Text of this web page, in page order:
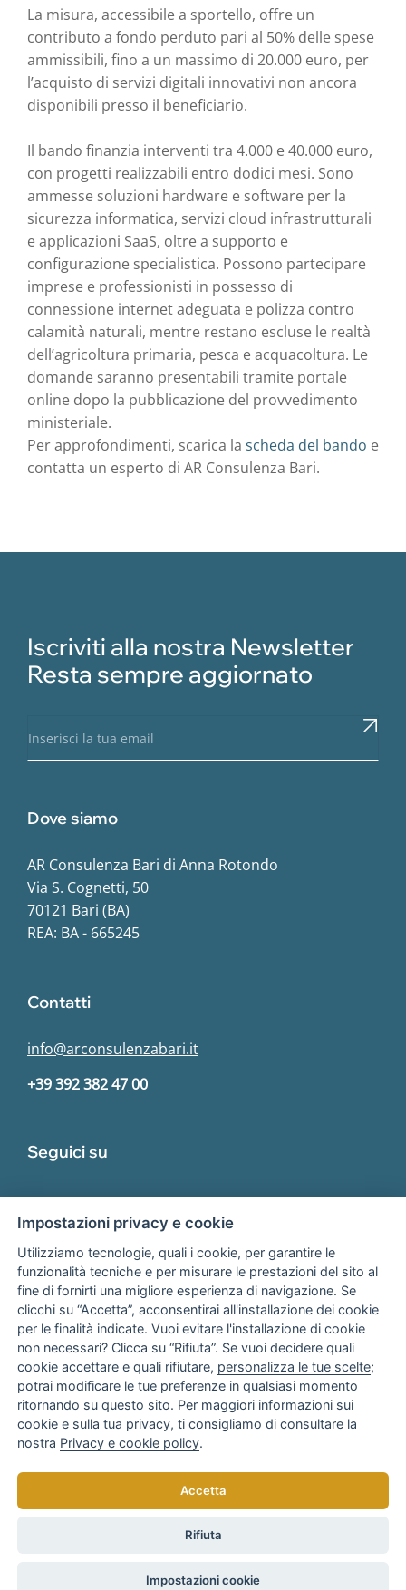
La misura, accessibile a sportello, offre un
contributo a fondo perduto pari al 50% delle spese
ammissibili, fino a un massimo di 20.000 euro, per
l’acquisto di servizi digitali innovativi non ancora
disponibili presso il beneficiario.
Il bando finanzia interventi tra 4.000 e 40.000 euro,
con progetti realizzabili entro dodici mesi. Sono
ammesse soluzioni hardware e software per la
sicurezza informatica, servizi cloud infrastrutturali
e applicazioni SaaS, oltre a supporto e
configurazione specialistica. Possono partecipare
imprese e professionisti in possesso di
connessione internet adeguata e polizza contro
calamità naturali, mentre restano escluse le realtà
dell’agricoltura primaria, pesca e acquacoltura. Le
domande saranno presentabili tramite portale
online dopo la pubblicazione del provvedimento
ministeriale.
Per approfondimenti, scarica la scheda del bando e
contatta un esperto di AR Consulenza Bari.
Iscriviti alla nostra Newsletter
Resta sempre aggiornato
Dove siamo
AR Consulenza Bari di Anna Rotondo
Via S. Cognetti, 50
70121 Bari (BA)
REA: BA - 665245
Contatti
+39 392 382 47 00
info@arconsulenzabari.it
Seguici su
Associato
AR Consulenza Bari
Impostazioni privacy e cookie
Utilizziamo tecnologie, quali i cookie, per garantire le
funzionalità tecniche e per misurare le prestazioni del sito al
fine di fornirti una migliore esperienza di navigazione. Se
clicchi su “Accetta”, acconsentirai all'installazione dei cookie
per le finalità indicate. Vuoi evitare l'installazione di cookie
non necessari? Clicca su “Rifiuta”. Se vuoi decidere quali
cookie accettare e quali rifiutare, personalizza le tue scelte;
potrai modificare le tue preferenze in qualsiasi momento
ritornando su questo sito. Per maggiori informazioni sui
cookie e sulla tua privacy, ti consigliamo di consultare la
nostra Privacy e cookie policy.
Accetta
Rifiuta
Impostazioni cookie